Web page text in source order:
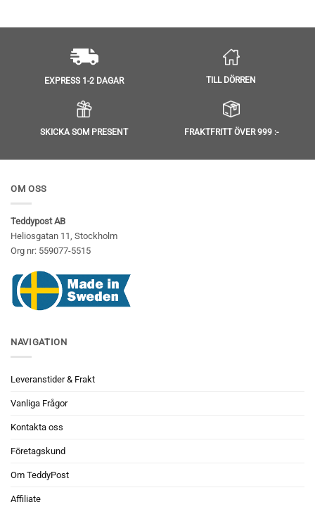
EXPRESS 1-2 DAGAR TILL DÖRREN
SKICKA SOM PRESENT FRAKTFRITT ÖVER 999 :-
OM OSS
Teddypost AB
Heliosgatan 11, Stockholm
Org nr: 559077-5515
NAVIGATION
Leveranstider & Frakt
Vanliga Frågor
Kontakta oss
Företagskund
Om TeddyPost
Affiliate